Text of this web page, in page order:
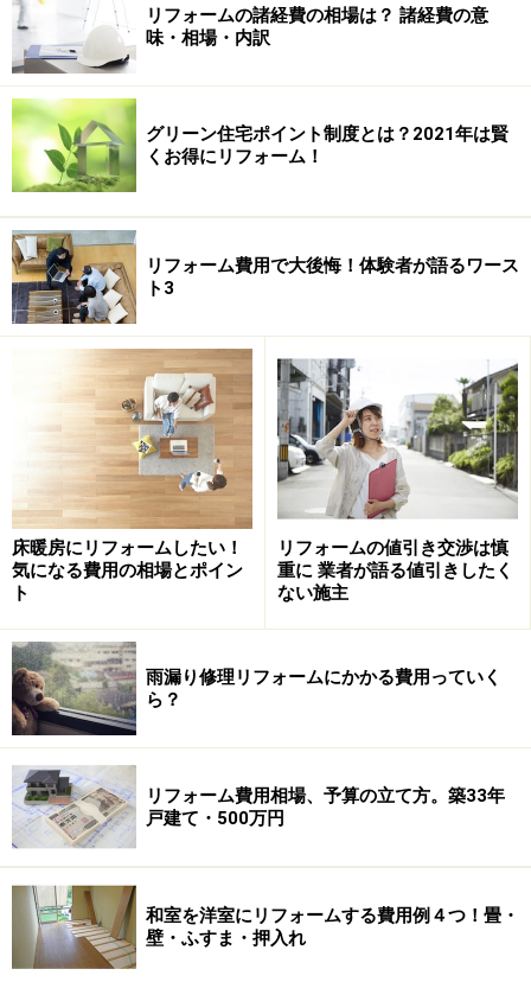
す。
※記事内容は執筆時点のものです。最新の内容をご確認くださ
い。
リフォームの諸経費の相場は？ 諸経費の意
味・相場・内訳
グリーン住宅ポイント制度とは？2021年は賢
くお得にリフォーム！
リフォーム費用で大後悔！体験者が語るワース
ト3
床暖房にリフォームしたい！
気になる費用の相場とポイン
ト
リフォームの値引き交渉は慎
重に 業者が語る値引きしたく
ない施主
雨漏り修理リフォームにかかる費用っていく
ら？
リフォーム費用相場、予算の立て方。築33年
戸建て・500万円
和室を洋室にリフォームする費用例４つ！畳・
壁・ふすま・押入れ